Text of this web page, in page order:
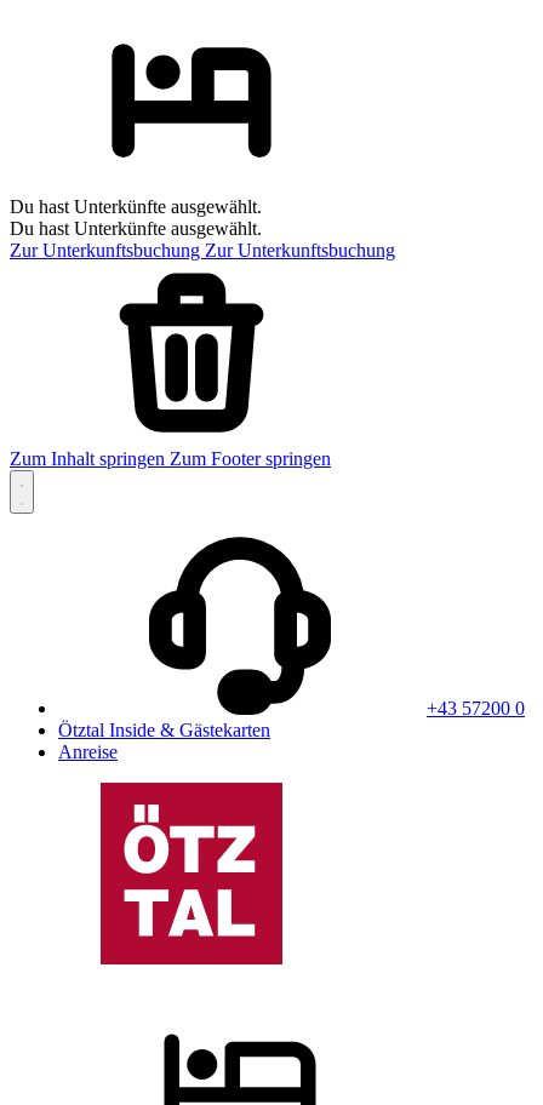
Du hast Unterkünfte ausgewählt.
Du hast Unterkünfte ausgewählt.
Zur Unterkunftsbuchung Zur Unterkunftsbuchung
Zum Inhalt springen Zum Footer springen
+43 57200 0
Ötztal Inside & Gästekarten
Anreise